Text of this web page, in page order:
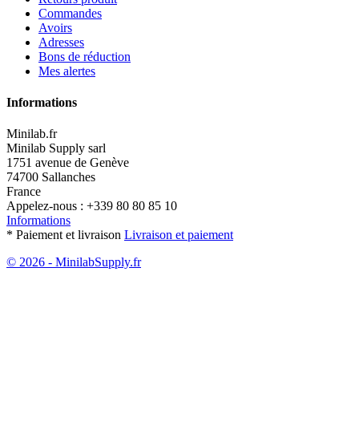
Commandes
Avoirs
Adresses
Bons de réduction
Mes alertes
Informations
Minilab.fr
Minilab Supply sarl
1751 avenue de Genève
74700 Sallanches
France
Appelez-nous : +339 80 80 85 10
Informations
* Paiement et livraison Livraison et paiement
© 2026 - MinilabSupply.fr